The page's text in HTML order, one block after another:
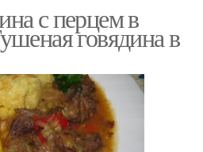
с перцем в
говядина в